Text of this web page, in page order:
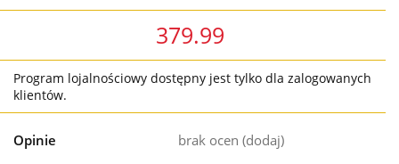
379.99
Program lojalnościowy dostępny jest tylko dla zalogowanych
klientów.
Opinie brak ocen (dodaj)